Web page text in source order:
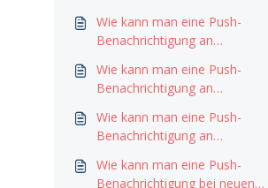
Wie kann man eine Push-
Benachrichtigung an
neuer Dokumente einstellen?
Wie kann man eine Push-
Benachrichtigung an
Bautagebuch-Einträgen
einstellen?
Wie kann man eine Push-
Benachrichtigung an
Bautagebuch-Einträgen
Wie kann man eine Push-
Benachrichtigung bei neuen